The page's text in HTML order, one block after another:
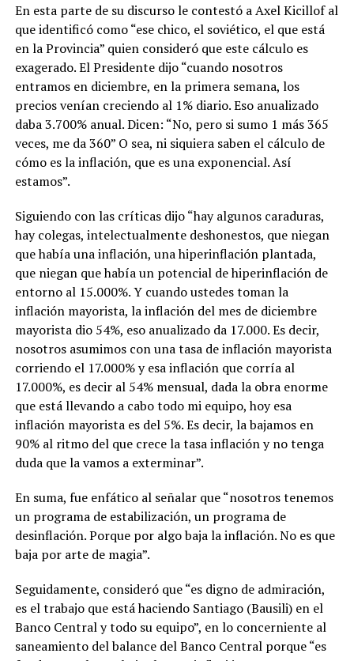
En esta parte de su discurso le contestó a Axel Kicillof al
que identificó como “ese chico, el soviético, el que está
en la Provincia” quien consideró que este cálculo es
exagerado. El Presidente dijo “cuando nosotros
entramos en diciembre, en la primera semana, los
precios venían creciendo al 1% diario. Eso anualizado
daba 3.700% anual. Dicen: “No, pero si sumo 1 más 365
veces, me da 360” O sea, ni siquiera saben el cálculo de
cómo es la inflación, que es una exponencial. Así
estamos”.
Siguiendo con las críticas dijo “hay algunos caraduras,
hay colegas, intelectualmente deshonestos, que niegan
que había una inflación, una hiperinflación plantada,
que niegan que había un potencial de hiperinflación de
entorno al 15.000%. Y cuando ustedes toman la
inflación mayorista, la inflación del mes de diciembre
mayorista dio 54%, eso anualizado da 17.000. Es decir,
nosotros asumimos con una tasa de inflación mayorista
corriendo el 17.000% y esa inflación que corría al
17.000%, es decir al 54% mensual, dada la obra enorme
que está llevando a cabo todo mi equipo, hoy esa
inflación mayorista es del 5%. Es decir, la bajamos en
90% al ritmo del que crece la tasa inflación y no tenga
duda que la vamos a exterminar”.
En suma, fue enfático al señalar que “nosotros tenemos
un programa de estabilización, un programa de
desinflación. Porque por algo baja la inflación. No es que
baja por arte de magia”.
Seguidamente, consideró que “es digno de admiración,
es el trabajo que está haciendo Santiago (Bausili) en el
Banco Central y todo su equipo”, en lo concerniente al
saneamiento del balance del Banco Central porque “es